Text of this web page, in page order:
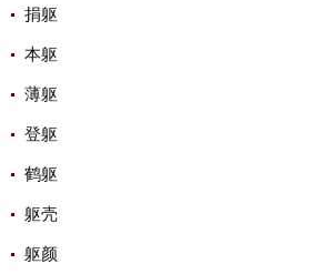
捐躯
本躯
薄躯
登躯
鹤躯
躯壳
躯颜